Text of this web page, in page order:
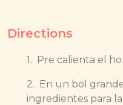
Directions
1. Pre calienta el
2. En un bol
ingredientes para